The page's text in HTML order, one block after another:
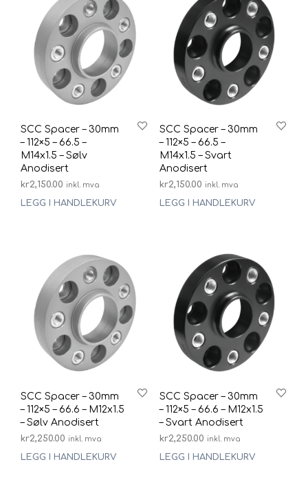
SCC Spacer – 30mm
– 112×5 – 66.5 –
M14x1.5 – Sølv
Anodisert
kr2,150.00 inkl. mva
LEGG I HANDLEKURV
SCC Spacer – 30mm
– 112×5 – 66.5 –
M14x1.5 – Svart
Anodisert
kr2,150.00 inkl. mva
LEGG I HANDLEKURV
SCC Spacer – 30mm
– 112×5 – 66.6 – M12x1.5
– Sølv Anodisert
kr2,250.00 inkl. mva
LEGG I HANDLEKURV
SCC Spacer – 30mm
– 112×5 – 66.6 – M12x1.5
– Svart Anodisert
kr2,250.00 inkl. mva
LEGG I HANDLEKURV